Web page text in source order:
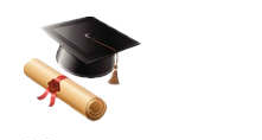
содержимому